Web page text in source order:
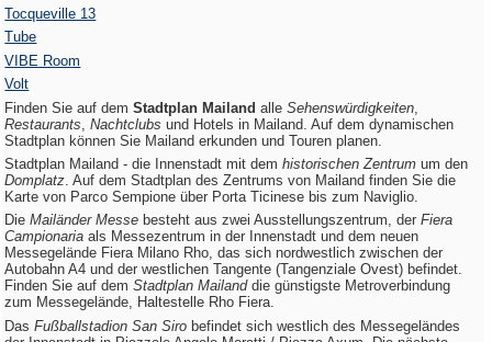
Tocqueville 13
Tube
VIBE Room
Volt
Finden Sie auf demStadtplan Mailand alleSehenswürdigkeiten
Restaurants ,Nachtclubs und Hotels in Mailand. Auf dem dynamischen
Stadtplan können Sie Mailand erkunden und Touren planen.
Stadtplan Mailand - die Innenstadt mit demhistorischen Zentrum um den
Domplatz . Auf dem Stadtplan des Zentrums von Mailand finden Sie die
Karte von Parco Sempione über Porta Ticinese bis zum Naviglio.
Die Mailänder Messe besteht aus zwei Ausstellungszentrum, der Fiera
Campionaria als Messezentrum in der Innenstadt und dem neuen
Messegelände Fiera Milano Rho, das sich nordwestlich zwischen der
Autobahn A4 und der westlichen Tangente (Tangenziale Ovest) befindet.
Finden Sie auf demStadtplan Mailanddie günstigste Metroverbindung
zum Messegelände, Haltestelle Rho Fiera.
DasFußballstadion San Siro befindet sich westlich des Messegeländes